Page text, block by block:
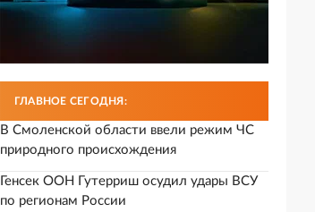
ГЛАВНОЕ СЕГОДНЯ:
В Смоленской области ввели режим ЧС
природного происхождения
Генсек ООН Гутерриш осудил удары ВСУ
по регионам России